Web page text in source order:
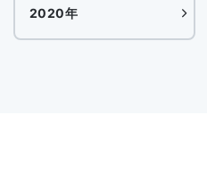
2020年